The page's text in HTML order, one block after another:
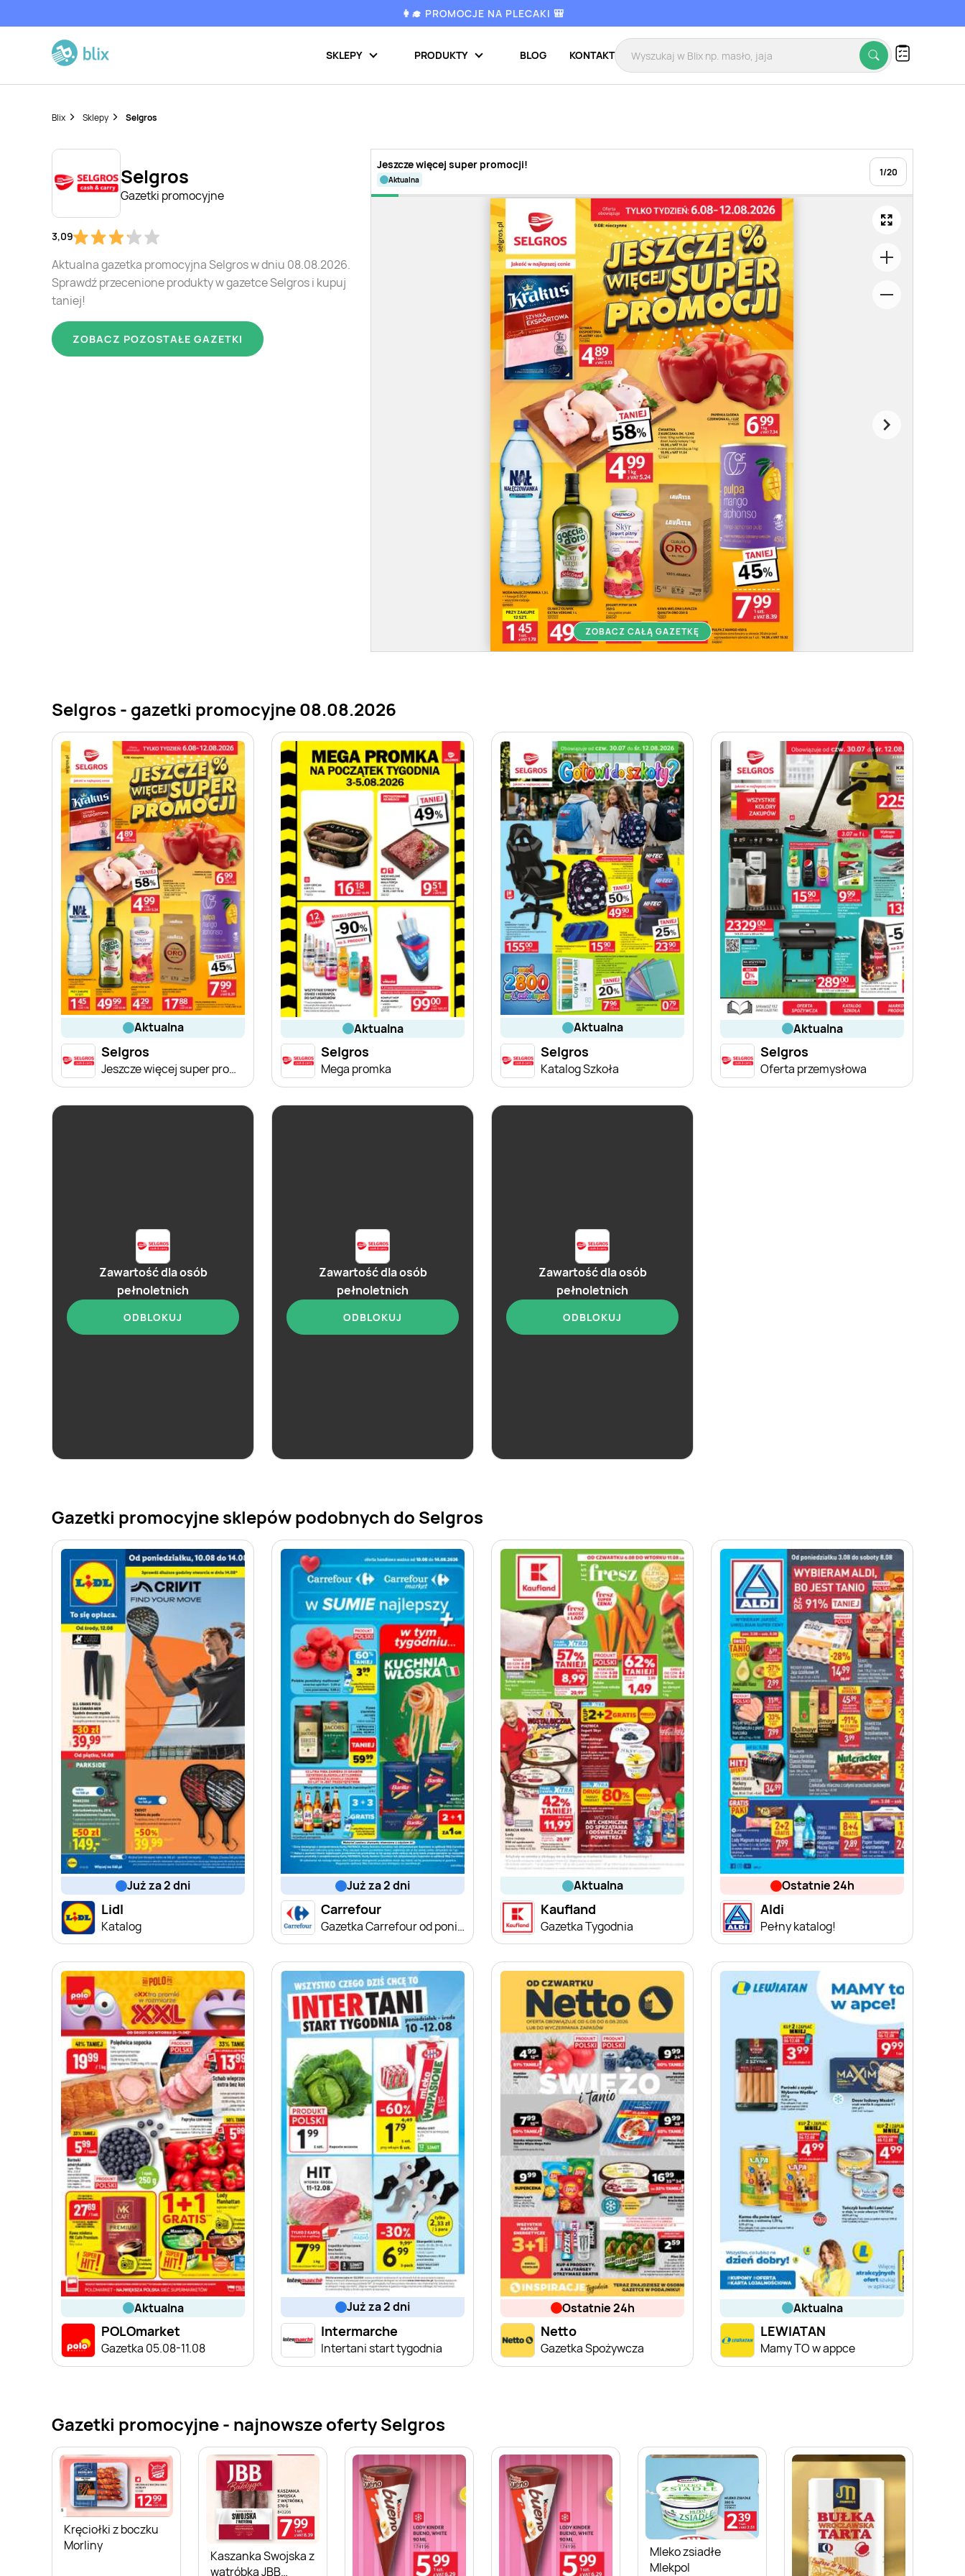
👩‍🎓 PROMOCJE NA PLECAKI 🎒
SKLEPY PRODUKTY BLOG KONTAKT
Blix Sklepy Selgros
Selgros
Gazetki promocyjne
3,09
Aktualna gazetka promocyjna Selgros w dniu 08.08.2026.
Sprawdź przecenione produkty w gazetce Selgros i kupuj
taniej!
ZOBACZ POZOSTAŁE GAZETKI
Jeszcze więcej super promocji!
aktualna
1/20
ZOBACZ CAŁĄ GAZETKĘ
Selgros - gazetki promocyjne 08.08.2026
aktualna
Selgros
Jeszcze więcej super promocji!
aktualna
Selgros
Mega promka
aktualna
Selgros
Katalog Szkoła
aktualna
Selgros
Oferta przemysłowa
Zawartość dla osób
pełnoletnich
ODBLOKUJ
Zawartość dla osób
pełnoletnich
ODBLOKUJ
Zawartość dla osób
pełnoletnich
ODBLOKUJ
Gazetki promocyjne sklepów podobnych do Selgros
już za 2 dni
Lidl
Katalog
już za 2 dni
Carrefour
Gazetka Carrefour od poniedziałku
aktualna
Kaufland
Gazetka Tygodnia
ostatnie 24h
Aldi
Pełny katalog!
aktualna
POLOmarket
Gazetka 05.08-11.08
już za 2 dni
Intermarche
Intertani start tygodnia
ostatnie 24h
Netto
Gazetka Spożywcza
aktualna
LEWIATAN
Mamy TO w appce
Gazetki promocyjne - najnowsze oferty Selgros
Kręciołki z boczku
Morliny
Kaszanka Swojska z
wątróbką JBB
Mleko zsiadłe
Mlekpol